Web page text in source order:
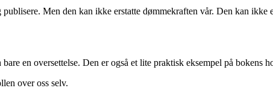
Men den kan ikke erstatte dømmekraften vår. Den kan
en oversettelse. Den er også et lite praktisk eksempel på bokens
over oss selv.